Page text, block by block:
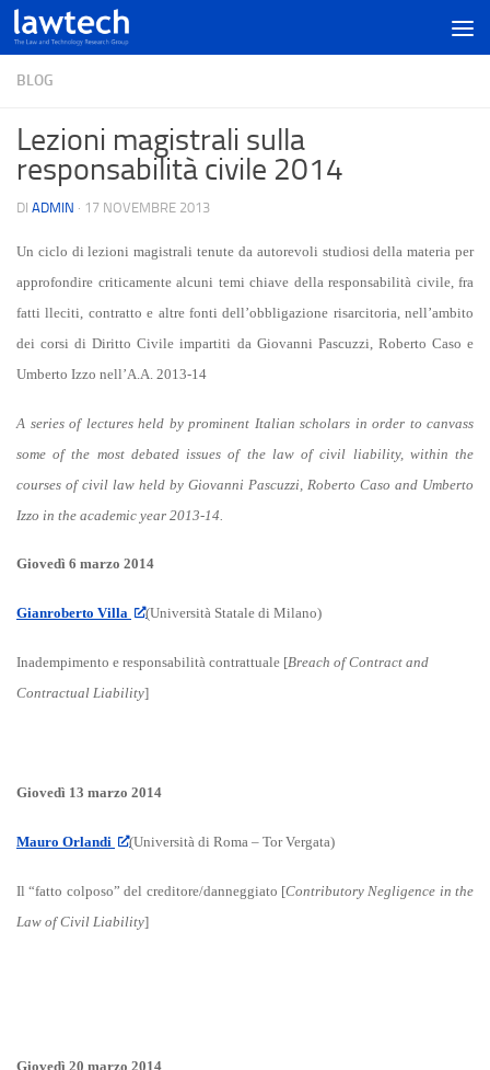
BLOG
Lezioni magistrali sulla
responsabilità civile 2014
DI ADMIN · 17 NOVEMBRE 2013
Un ciclo di lezioni magistrali tenute da autorevoli studiosi della materia per
approfondire criticamente alcuni temi chiave della responsabilità civile, fra
fatti lleciti, contratto e altre fonti dell’obbligazione risarcitoria, nell’ambito
dei corsi di Diritto Civile impartiti da Giovanni Pascuzzi, Roberto Caso e
Umberto Izzo nell’A.A. 2013-14
A series of lectures held by prominent Italian scholars in order to canvass
some of the most debated issues of the law of civil liability, within the
courses of civil law held by Giovanni Pascuzzi, Roberto Caso and Umberto
Izzo in the academic year 2013-14.
Giovedì 6 marzo 2014
Gianroberto Villa (Università Statale di Milano)
Inadempimento e responsabilità contrattuale [Breach of Contract and
Contractual Liability]
Giovedì 13 marzo 2014
Mauro Orlandi (Università di Roma – Tor Vergata)
Il “fatto colposo” del creditore/danneggiato [Contributory Negligence in the
Law of Civil Liability]
Giovedì 20 marzo 2014